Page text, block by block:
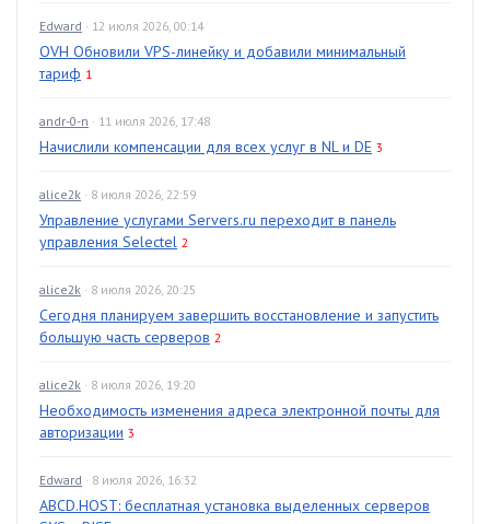
Edward · 12 июля 2026, 00:14
OVH Обновили VPS-линейку и добавили минимальный
тариф 1
andr-0-n · 11 июля 2026, 17:48
Начислили компенсации для всех услуг в NL и DE 3
alice2k · 8 июля 2026, 22:59
Управление услугами Servers.ru переходит в панель
управления Selectel 2
alice2k · 8 июля 2026, 20:25
Сегодня планируем завершить восстановление и запустить
большую часть серверов 2
alice2k · 8 июля 2026, 19:20
Необходимость изменения адреса электронной почты для
авторизации 3
Edward · 8 июля 2026, 16:32
ABCD.HOST: бесплатная установка выделенных серверов